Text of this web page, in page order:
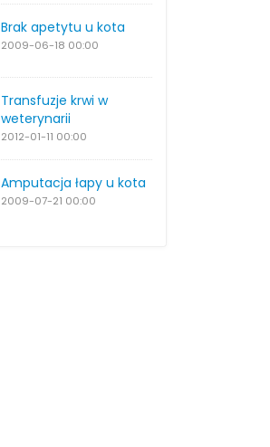
Brak apetytu u kota
2009-06-18 00:00
Transfuzje krwi w
weterynarii
2012-01-11 00:00
Amputacja łapy u kota
2009-07-21 00:00